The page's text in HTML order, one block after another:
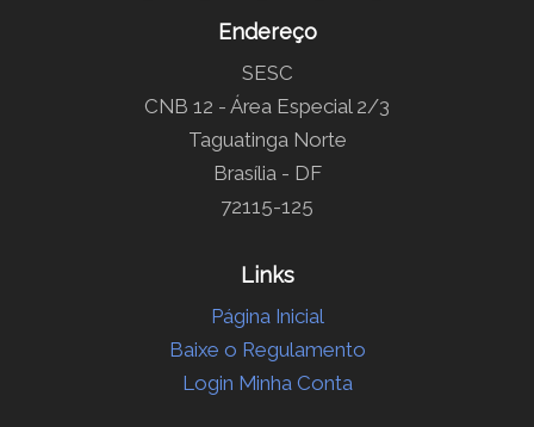
Endereço
SESC
CNB 12 - Área Especial 2/3
Taguatinga Norte
Brasília - DF
72115-125
Links
Página Inicial
Baixe o Regulamento
Login Minha Conta